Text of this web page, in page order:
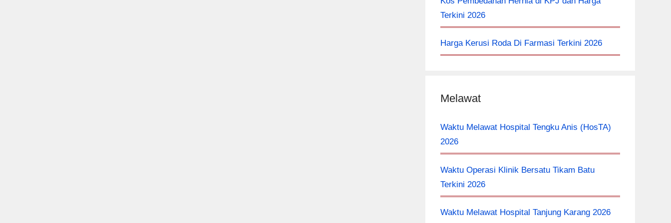
Terkini 2026
Harga Kerusi Roda Di Farmasi Terkini 2026
Melawat
Waktu Melawat Hospital Tengku Anis (HosTA)
2026
Waktu Operasi Klinik Bersatu Tikam Batu
Terkini 2026
Waktu Melawat Hospital Tanjung Karang 2026